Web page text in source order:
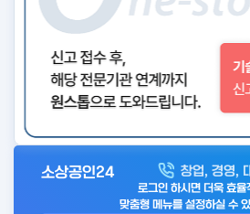
아
소상공인24 창업, 경영,
로그인 하시면 더욱 효율
맞춤형 메뉴를 설정하실 수